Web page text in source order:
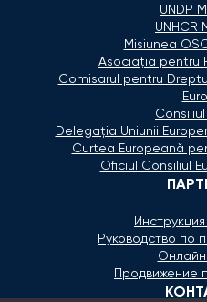
UNDP
UNHCR
Misiunea
Asociaţia pentru
Comisarul pentru
Delegaţia Uniunii
Curtea Europeană
Oficiul Consiliul
Руководство по
Продвижение